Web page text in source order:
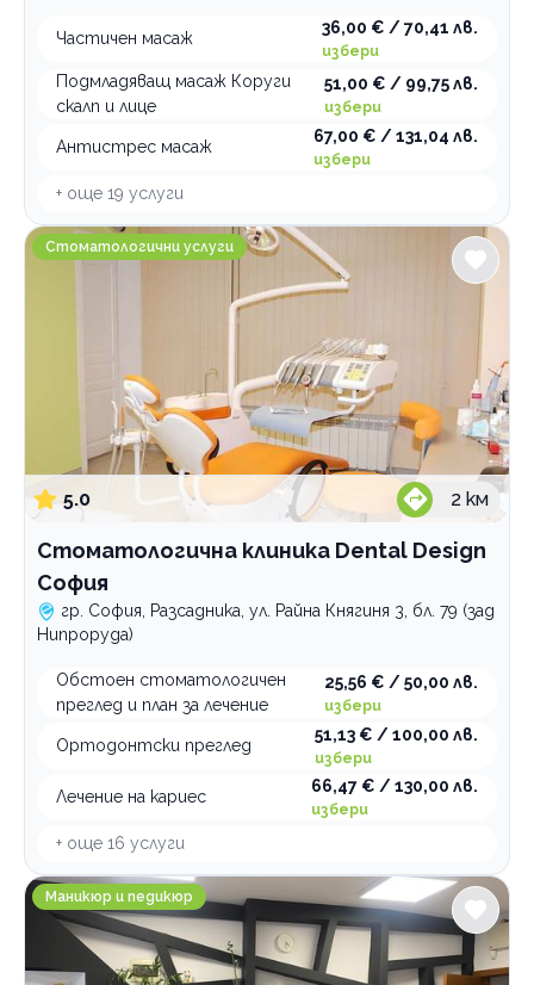
Частичен масаж
36,00 € / 70,41 лв.
избери
Подмладяващ масаж Коруги
скалп и лице
51,00 € / 99,75 лв.
избери
Антистрес масаж
67,00 € / 131,04 лв.
избери
+ още 19 услуги
Стоматологична клиника Dental Design София
Стоматологични услуги
5.0 2 км
Стоматологична клиника Dental Design
София
гр. София, Разсадника, ул. Райна Княгиня 3, бл. 79 (зад
Нипроруда)
Обстоен стоматологичен
преглед и план за лечение
25,56 € / 50,00 лв.
избери
Ортодонтски преглед
51,13 € / 100,00 лв.
избери
Лечение на кариес
66,47 € / 130,00 лв.
избери
+ още 16 услуги
Студио за красота Stanislava Valentinova
Маникюр и педикюр